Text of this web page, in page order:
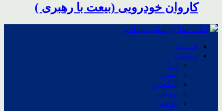
کاروان خودرویی (بیعت با رهبری )
خــــانه
لرستان
ازنا
الشتر
الیگودرز
بروجرد
پلدختر